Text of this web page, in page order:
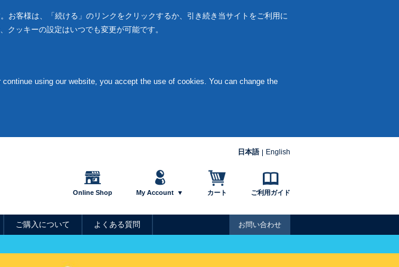
お客様は、「続ける」のリンクをクリックするか、引き続き当サイトをご利用に
ッキーの設定はいつでも変更が可能です。
using our website, you accept the use of cookies. You can change the
日本語 English
Online Shop My Account カート ご利用ガイド
ご購入について よくある質問 お問い合わせ